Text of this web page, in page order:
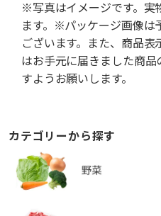
※写真はイメージです。実
ます。※パッケージ画像は
ございます。また、商品
はお手元に届きました商
すようお願いします。
カテゴリーから探す